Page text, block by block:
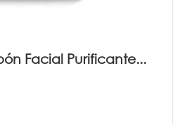
Facial Purificante...